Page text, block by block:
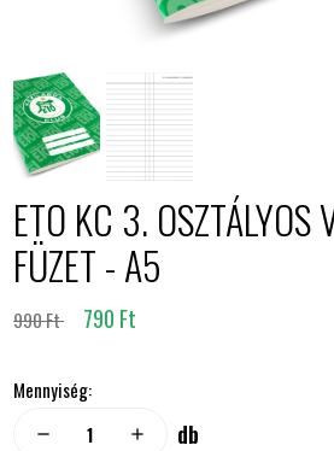
ETO KC 3. OSZTÁLYOS
FÜZET - A5
990 Ft 790 Ft
Mennyiség:
remove add db